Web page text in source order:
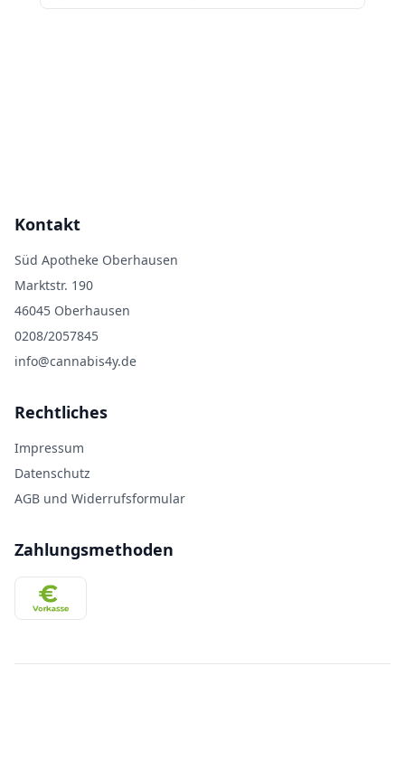
Kontakt
Süd Apotheke Oberhausen
Marktstr. 190
46045 Oberhausen
0208/2057845
info@cannabis4y.de
Rechtliches
Impressum
Datenschutz
AGB und Widerrufsformular
Zahlungsmethoden